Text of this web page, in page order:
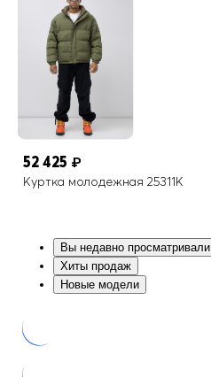
52 425 ₽
Куртка молодежная 25311K
Вы недавно просматривали
Хиты продаж
Новые модели